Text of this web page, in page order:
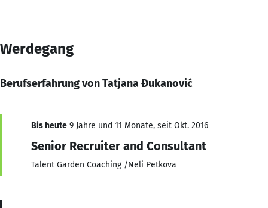
Werdegang
Berufserfahrung von Tatjana Đukanović
Bis heute 9 Jahre und 11 Monate, seit Okt. 2016
Senior Recruiter and Consultant
Talent Garden Coaching /Neli Petkova